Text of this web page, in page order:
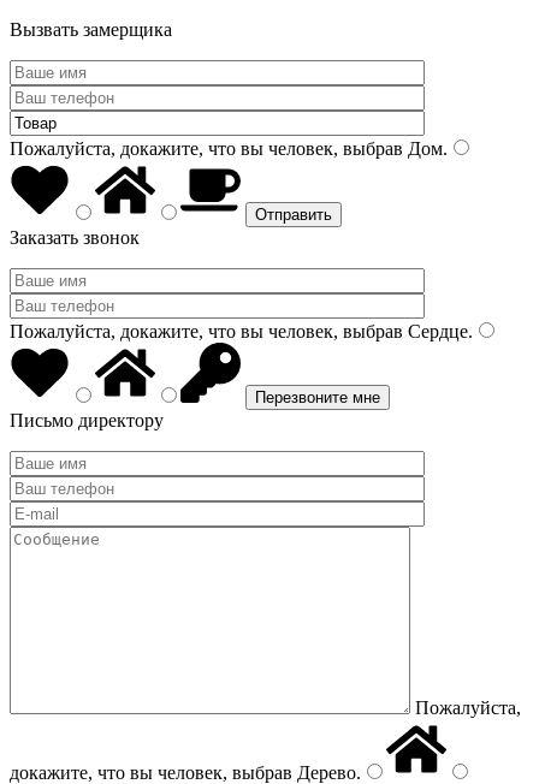
Вызвать замерщика
Пожалуйста, докажите, что вы человек, выбрав Дом.
Заказать звонок
Пожалуйста, докажите, что вы человек, выбрав Сердце.
Письмо директору
Пожалуйста,
докажите, что вы человек, выбрав Дерево.